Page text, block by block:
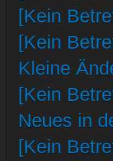
[Kein
[Kein
Kleine
[Kein
Neues in
[Kein